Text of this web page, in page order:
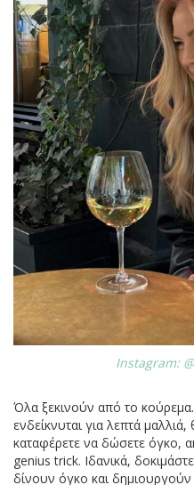
Instagram:
Όλα ξεκινούν από το
ενδείκνυται για λεπτά
καταφέρετε να δώσετε όγκο,
genius trick. Ιδανικά,
δίνουν όγκο και δημιουργούν